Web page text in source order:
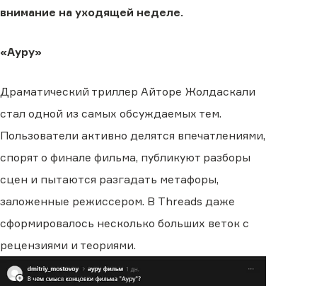
внимание на уходящей неделе.
«Ауру»
Драматический триллер Айторе Жолдаскали
стал одной из самых обсуждаемых тем.
Пользователи активно делятся впечатлениями,
спорят о финале фильма, публикуют разборы
сцен и пытаются разгадать метафоры,
заложенные режиссером. В Threads даже
сформировалось несколько больших веток с
рецензиями и теориями.